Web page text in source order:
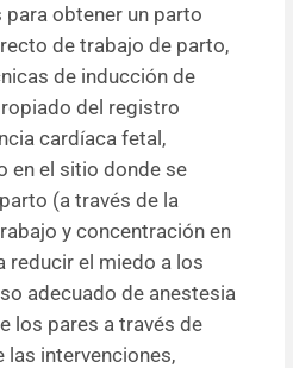
obtener un parto
de trabajo de parto,
de inducción de
del registro
cardíaca fetal,
en el sitio donde se
(a través de la
y concentración en
reducir el miedo a los
adecuado de anestesia
los pares a través de
intervenciones,